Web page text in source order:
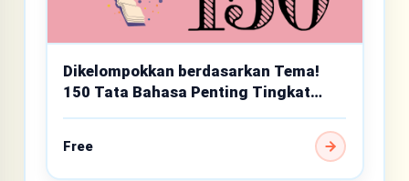
Dikelompokkan berdasarkan Tema!
150 Tata Bahasa Penting Tingkat
Free